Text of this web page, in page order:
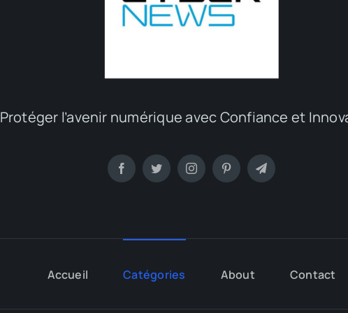
Protéger l’avenir numérique avec Confiance et
Accueil Catégories About Contact